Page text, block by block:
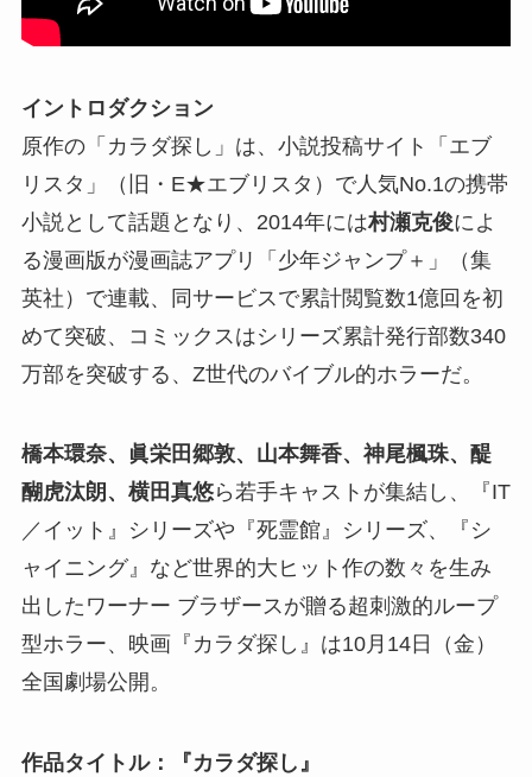
イントロダクション
原作の「カラダ探し」は、小説投稿サイト「エブ
リスタ」（旧・E★エブリスタ）で人気No.1の携帯
小説として話題となり、2014年には村瀬克俊によ
る漫画版が漫画誌アプリ「少年ジャンプ＋」（集
英社）で連載、同サービスで累計閲覧数1億回を初
めて突破、コミックスはシリーズ累計発行部数340
万部を突破する、Z世代のバイブル的ホラーだ。
橋本環奈、眞栄田郷敦、山本舞香、神尾楓珠、醍
醐虎汰朗、横田真悠ら若手キャストが集結し、『IT
／イット』シリーズや『死霊館』シリーズ、『シ
ャイニング』など世界的大ヒット作の数々を生み
出したワーナー ブラザースが贈る超刺激的ループ
型ホラー、映画『カラダ探し』は10月14日（金）
全国劇場公開。
作品タイトル：『カラダ探し』